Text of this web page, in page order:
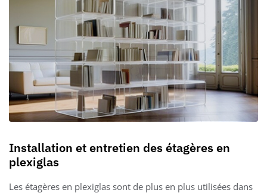
Installation et entretien des étagères en
plexiglas
Les étagères en plexiglas sont de plus en plus utilisées dans